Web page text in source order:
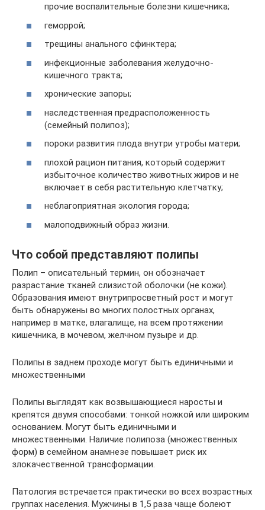
прочие воспалительные болезни кишечника;
геморрой;
трещины анального сфинктера;
инфекционные заболевания желудочно-
кишечного тракта;
хронические запоры;
наследственная предрасположенность
(семейный полипоз);
пороки развития плода внутри утробы матери;
плохой рацион питания, который содержит
избыточное количество животных жиров и не
включает в себя растительную клетчатку;
неблагоприятная экология города;
малоподвижный образ жизни.
Что собой представляют полипы
Полип – описательный термин, он обозначает
разрастание тканей слизистой оболочки (не кожи).
Образования имеют внутрипросветный рост и могут
быть обнаружены во многих полостных органах,
например в матке, влагалище, на всем протяжении
кишечника, в мочевом, желчном пузыре и др.
Полипы в заднем проходе могут быть единичными и
множественными
Полипы выглядят как возвышающиеся наросты и
крепятся двумя способами: тонкой ножкой или широким
основанием. Могут быть единичными и
множественными. Наличие полипоза (множественных
форм) в семейном анамнезе повышает риск их
злокачественной трансформации.
Патология встречается практически во всех возрастных
группах населения. Мужчины в 1,5 раза чаще болеют